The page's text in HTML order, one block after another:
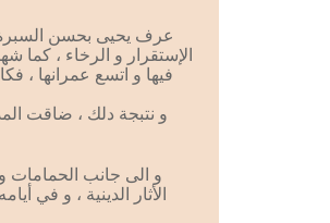
عرف يحيى بحسن السبرة
الإستقرار و الرخاء ، كما
فيها و اتسع عمرانها ،
و نتبجة دلك ، ضاقت
و الى جانب الحمامات
الأثار الدينية ، و في